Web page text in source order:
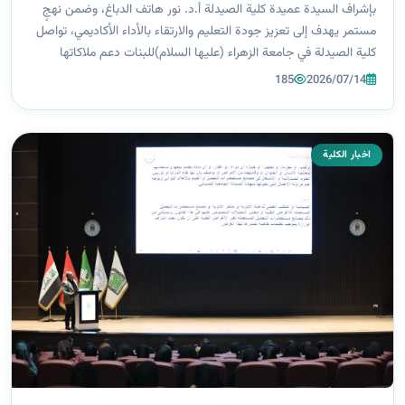
بإشراف السيدة عميدة كلية الصيدلة أ.د. نور هاتف الدباغ، وضمن نهجٍ
مستمر يهدف إلى تعزيز جودة التعليم والارتقاء بالأداء الأكاديمي، تواصل
كلية الصيدلة في جامعة الزهراء (عليها السلام)للبنات دعم ملاكاتها
التدريسية ومتابعة استكمال متطلبات وزارة التعليم العالي والبحث...
2026/07/14
185
اخبار الكلية